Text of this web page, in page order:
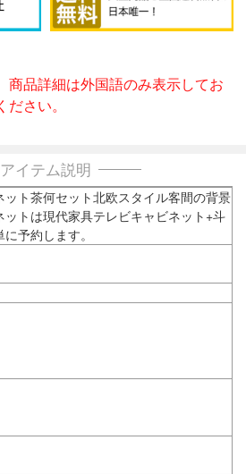
商品詳細は外国語のみ表示してお
さい。
アイテム説明
ット茶何セット北欧スタイル客間の背景
ットは現代家具テレビキャビネット+斗
予約します。